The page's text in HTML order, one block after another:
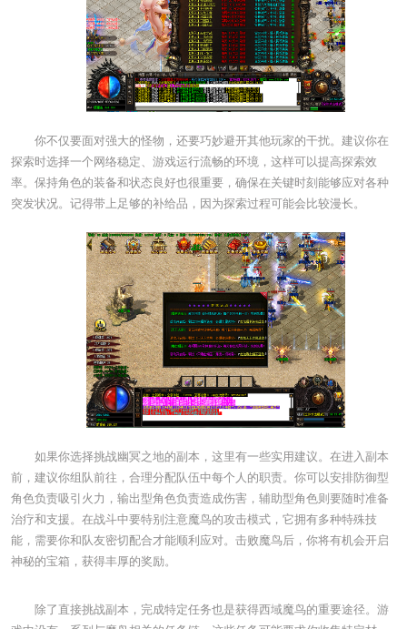
你不仅要面对强大的怪物，还要巧妙避开其他玩家的干扰。建议你在
探索时选择一个网络稳定、游戏运行流畅的环境，这样可以提高探索效
率。保持角色的装备和状态良好也很重要，确保在关键时刻能够应对各种
突发状况。记得带上足够的补给品，因为探索过程可能会比较漫长。
如果你选择挑战幽冥之地的副本，这里有一些实用建议。在进入副本
前，建议你组队前往，合理分配队伍中每个人的职责。你可以安排防御型
角色负责吸引火力，输出型角色负责造成伤害，辅助型角色则要随时准备
治疗和支援。在战斗中要特别注意魔鸟的攻击模式，它拥有多种特殊技
能，需要你和队友密切配合才能顺利应对。击败魔鸟后，你将有机会开启
神秘的宝箱，获得丰厚的奖励。
除了直接挑战副本，完成特定任务也是获得西域魔鸟的重要途径。游